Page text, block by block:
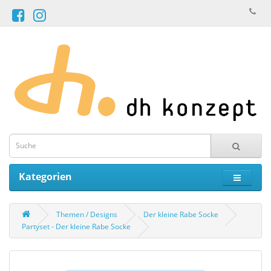
Kategorien
Themen / Designs
Der kleine Rabe Socke
Partyset - Der kleine Rabe Socke